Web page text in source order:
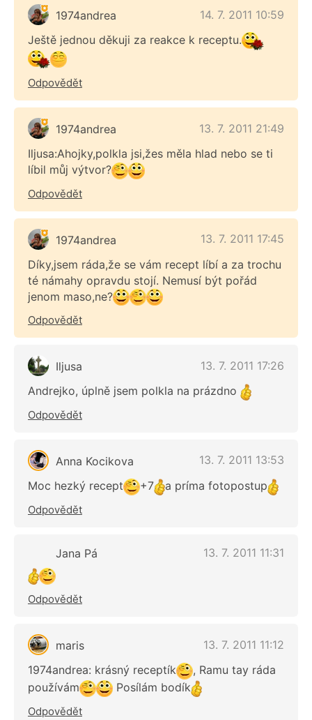
1974andrea
14. 7. 2011 10:59
Ještě jednou děkuji za reakce k receptu.
Odpovědět
1974andrea
13. 7. 2011 21:49
Iljusa:Ahojky,polkla jsi,žes měla hlad nebo se ti
líbil můj výtvor?
Odpovědět
1974andrea
13. 7. 2011 17:45
Díky,jsem ráda,že se vám recept líbí a za trochu
té námahy opravdu stojí. Nemusí být pořád
jenom maso,ne?
Odpovědět
Iljusa
13. 7. 2011 17:26
Andrejko, úplně jsem polkla na prázdno
Odpovědět
Anna Kocikova
13. 7. 2011 13:53
Moc hezký recept
+7 a príma fotopostup
Odpovědět
Jana Pá 13. 7. 2011 11:31
Odpovědět
maris
13. 7. 2011 11:12
1974andrea: krásný receptík
, Ramu tay ráda
používám
Posílám bodík
Odpovědět